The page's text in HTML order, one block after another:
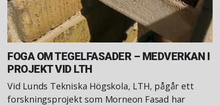
FOGA OM TEGELFASADER – MEDVERKAN I
PROJEKT VID LTH
Vid Lunds Tekniska Högskola, LTH, pågår ett
forskningsprojekt som Morneon Fasad har